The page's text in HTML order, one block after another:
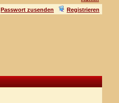
Passwort zusenden Registrieren